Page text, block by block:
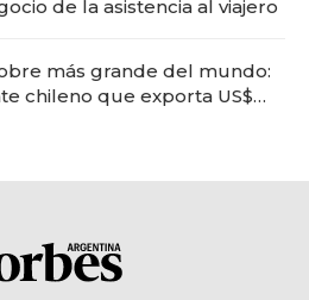
de la asistencia al viajero
más grande del mundo:
chileno que exporta US$